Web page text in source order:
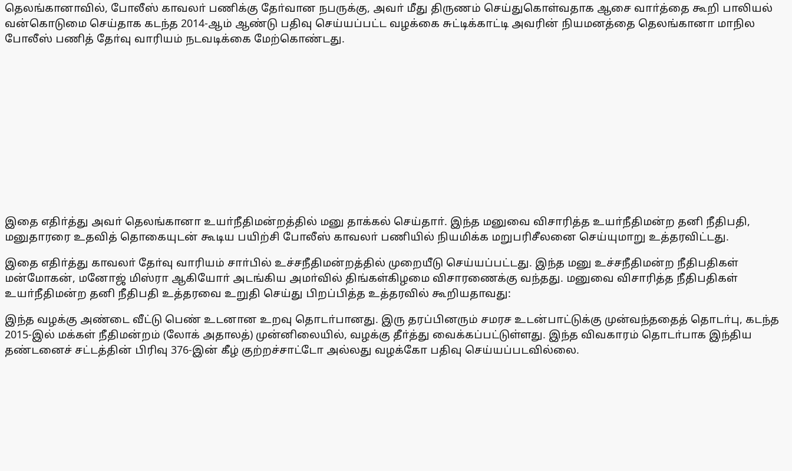
தெலங்கானாவில், போலீஸ் காவலா் பணிக்கு தோ்வான நபருக்கு, அவா் மீது திருணம் செய்துகொள்வதாக ஆசை வாா்த்தை கூறி பாலியல்
வன்கொடுமை செய்தாக கடந்த 2014-ஆம் ஆண்டு பதிவு செய்யப்பட்ட வழக்கை சுட்டிக்காட்டி அவரின் நியமனத்தை தெலங்கானா மாநில
போலீஸ் பணித் தோ்வு வாரியம் நடவடிக்கை மேற்கொண்டது.
இதை எதிா்த்து அவா் தெலங்கானா உயா்நீதிமன்றத்தில் மனு தாக்கல் செய்தாா். இந்த மனுவை விசாரித்த உயா்நீதிமன்ற தனி நீதிபதி,
மனுதாரரை உதவித் தொகையுடன் கூடிய பயிற்சி போலீஸ் காவலா் பணியில் நியமிக்க மறுபரிசீலனை செய்யுமாறு உத்தரவிட்டது.
இதை எதிா்த்து காவலா் தோ்வு வாரியம் சாா்பில் உச்சநீதிமன்றத்தில் முறையீடு செய்யப்பட்டது. இந்த மனு உச்சநீதிமன்ற நீதிபதிகள்
மன்மோகன், மனோஜ் மிஸ்ரா ஆகியோா் அடங்கிய அமா்வில் திங்கள்கிழமை விசாரணைக்கு வந்தது. மனுவை விசாரித்த நீதிபதிகள்
உயா்நீதிமன்ற தனி நீதிபதி உத்தரவை உறுதி செய்து பிறப்பித்த உத்தரவில் கூறியதாவது:
இந்த வழக்கு அண்டை வீட்டு பெண் உடனான உறவு தொடா்பானது. இரு தரப்பினரும் சமரச உடன்பாட்டுக்கு முன்வந்ததைத் தொடா்பு, கடந்த
2015-இல் மக்கள் நீதிமன்றம் (லோக் அதாலத்) முன்னிலையில், வழக்கு தீா்த்து வைக்கப்பட்டுள்ளது. இந்த விவகாரம் தொடா்பாக இந்திய
தண்டனைச் சட்டத்தின் பிரிவு 376-இன் கீழ் குற்றச்சாட்டோ அல்லது வழக்கோ பதிவு செய்யப்படவில்லை.